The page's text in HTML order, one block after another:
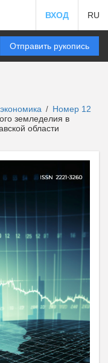
ВХОД RU
Отправить рукопись
/ Номер 12
земледелия в
области